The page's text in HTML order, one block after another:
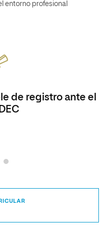
entorno profesional
de registro ante el